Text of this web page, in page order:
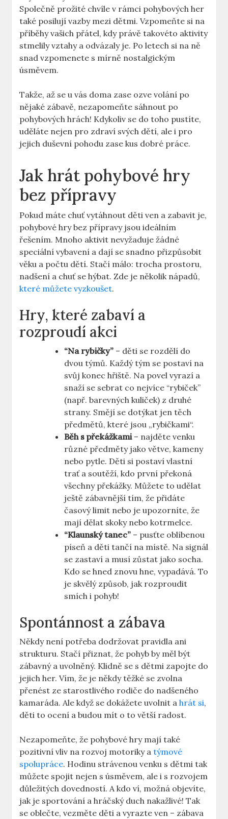
Společně prožité chvíle v rámci pohybových her
také posilují vazby mezi dětmi. Vzpomeňte si na
příběhy vašich přátel, kdy právě takovéto aktivity
stmelily vztahy a odvázaly je. Po letech si na ně
snad vzpomenete s mírně nostalgickým
úsměvem.
Takže, až se u vás doma zase ozve volání po
nějaké zábavě, nezapomeňte sáhnout po
pohybových hrách! Kdykoliv se do toho pustíte,
uděláte nejen pro zdraví svých dětí, ale i pro
jejich duševní pohodu zase kus dobré práce.
Jak hrát pohybové hry
bez přípravy
Pokud máte chuť vytáhnout děti ven a zabavit je,
pohybové hry bez přípravy jsou ideálním
řešením. Mnoho aktivit nevyžaduje žádné
speciální vybavení a dají se snadno přizpůsobit
věku a počtu dětí. Stačí málo: trocha prostoru,
nadšení a chuť se hýbat. Zde je několik nápadů,
které můžete vyzkoušet.
Hry, které zabaví a
rozproudí akci
“Na rybičky” – děti se rozdělí do
dvou týmů. Každý tým se postaví na
svůj konec hřiště. Na povel vyrazí a
snaží se sebrat co nejvíce “rybiček”
(např. barevných kuliček) z druhé
strany. Smějí se dotýkat jen těch
předmětů, které jsou „rybičkami“.
Běh s překážkami– najděte venku
různé předměty jako větve, kameny
nebo pytle. Děti si postaví vlastní
trať a soutěží, kdo první překoná
všechny překážky. Můžete to udělat
ještě zábavnější tím, že přidáte
časový limit nebo je upozorníte, že
mají dělat skoky nebo kotrmelce.
“Klaunský tanec” – pusťte oblíbenou
píseň a děti tančí na místě. Na signál
se zastaví a musí zůstat jako socha.
Kdo se hned znovu hne, vypadává. To
je skvělý způsob, jak rozproudit
smích i pohyb!
Spontánnost a zábava
Někdy není potřeba dodržovat pravidla ani
strukturu. Stačí přiznat, že pohyb by měl být
zábavný a uvolněný. Klidně se s dětmi zapojte do
jejich her. Vím, že je někdy těžké se zvolna
přenést ze starostlivého rodiče do nadšeného
kamaráda. Ale když se dokážete uvolnit ahrát si,
děti to ocení a budou mít o to větší radost.
Nezapomeňte, že pohybové hry mají také
pozitivní vliv na rozvoj motoriky atýmové
spolupráce. Hodinu strávenou venku s dětmi tak
můžete spojit nejen s úsměvem, ale i s rozvojem
důležitých dovedností. A kdo ví, možná objevíte,
jak je sportování a hráčský duch nakažlivé! Tak
se oblečte, vezměte děti a vyrazte ven – zábava